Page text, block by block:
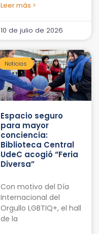
Leer más >
10 de julio de 2026
Noticias
Espacio seguro
para mayor
conciencia:
Biblioteca Central
UdeC acogió “Feria
Diversa”
Con motivo del Día
Internacional del
Orgullo LGBTIQ+, el hall
de la